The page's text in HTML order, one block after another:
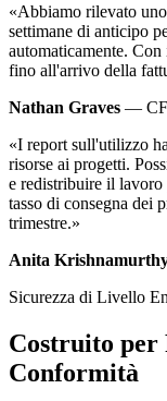
«Abbiamo rilevato
settimane di anticipo
automaticamente.
fino all'arrivo della
Nathan Graves —
«I report sull'utilizzo
risorse ai progetti.
e redistribuire il lavoro
tasso di consegna dei
trimestre.»
Anita
Sicurezza di Livello
Costruito per
Conformità